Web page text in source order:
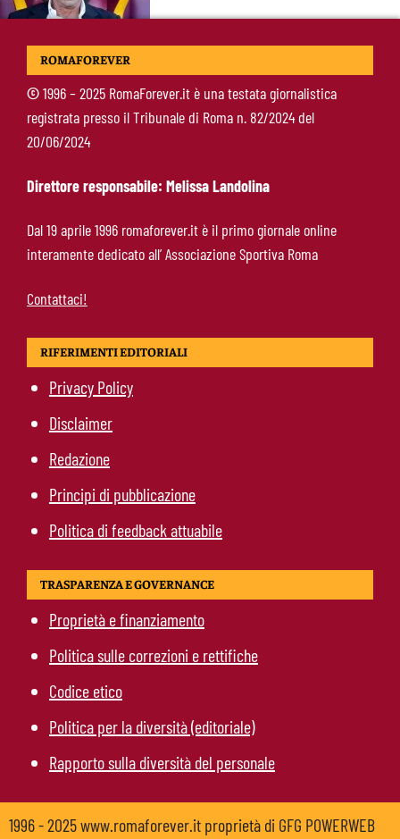
Ziolkowski-Roma, scelta di campo: “Penso
Brighton-Roma, ultimo test del ritiro: orario e
programma dei giallorossi
ROMAFOREVER
©1996 – 2025 RomaForever.it è una testata giornalistica
registrata presso il Tribunale di Roma n. 82/2024 del
20/06/2024
Direttore responsabile: Melissa Landolina
Dal 19 aprile 1996 romaforever.it è il primo giornale online
interamente dedicato all’ Associazione Sportiva Roma
Contattaci!
RIFERIMENTI EDITORIALI
Privacy Policy
Disclaimer
Redazione
Principi di pubblicazione
Politica di feedback attuabile
TRASPARENZA E GOVERNANCE
Proprietà e finanziamento
Politica sulle correzioni e rettifiche
Codice etico
Politica per la diversità (editoriale)
Rapporto sulla diversità del personale
1996 - 2025 www.romaforever.it proprietà di GFG POWERWEB